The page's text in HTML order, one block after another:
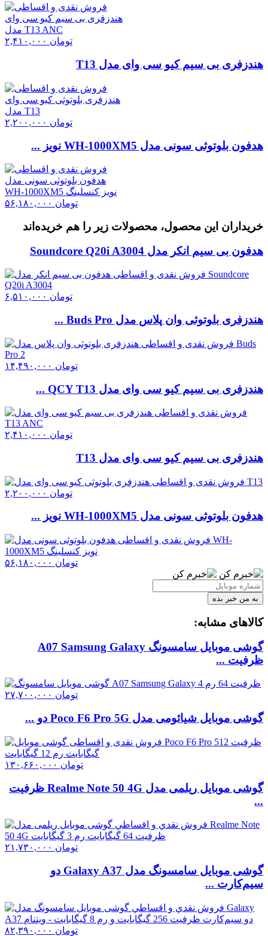
۲,۴۱۰,۰۰۰ تومان
هندزفری بی سیم کیو سی وای مدل T13
۲,۲۰۰,۰۰۰ تومان
هدفون بلوتوثی سونی مدل WH-1000XM5 نویز ...
۵۶,۱۸۰,۰۰۰ تومان
خریداران این محصول، محصولات زیر را هم خریده‌اند
هدفون بی سیم انکر مدل Soundcore Q20i A3004
۶,۵۱۰,۰۰۰ تومان
هندزفری بلوتوثی وان پلاس مدل Buds Pro ...
۱۴,۴۹۰,۰۰۰ تومان
هندزفری بی سیم کیو سی وای مدل QCY T13 ...
۲,۴۱۰,۰۰۰ تومان
هندزفری بی سیم کیو سی وای مدل T13
۲,۲۰۰,۰۰۰ تومان
هدفون بلوتوثی سونی مدل WH-1000XM5 نویز ...
۵۶,۱۸۰,۰۰۰ تومان
کالاهای مشابه:
گوشی موبایل سامسونگ A07 Samsung Galaxy
ظرفیت ...
۲۷,۷۰۰,۰۰۰ تومان
گوشی موبایل شیائومی مدل Poco F6 Pro 5G دو ...
۱۳۰,۶۶۰,۰۰۰ تومان
گوشی موبایل ریلمی مدل Realme Note 50 4G ظرفیت
...
۲۱,۷۳۰,۰۰۰ تومان
گوشی موبایل سامسونگ مدل Galaxy A37 دو
سیم‌کارت ...
۸۲,۳۹۰,۰۰۰ تومان